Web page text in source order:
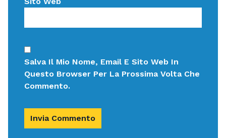
Salva Il Mio Nome, Email E Sito Web In
Questo Browser Per La Prossima Volta Che
Commento.